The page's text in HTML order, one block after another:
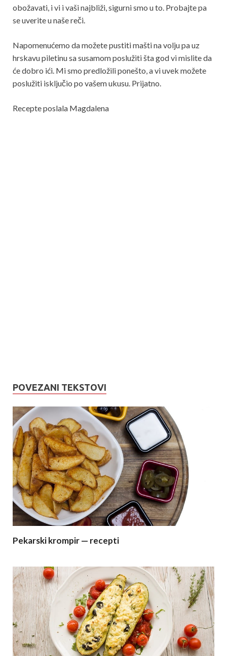
obožavati, i vi i vaši najbliži, sigurni smo u to. Probajte pa
se uverite u naše reči.
Napomenućemo da možete pustiti mašti na volju pa uz
hrskavu piletinu sa susamom poslužiti šta god vi mislite da
će dobro ići. Mi smo predložili ponešto, a vi uvek možete
poslužiti isključio po vašem ukusu. Prijatno.
Recepte poslala Magdalena
POVEZANI TEKSTOVI
Pekarski krompir — recepti